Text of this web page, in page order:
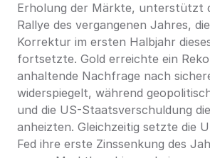
Erholung der Märkte, unterstützt
Rallye des vergangenen Jahres,
Korrektur im ersten Halbjahr
fortsetzte. Gold erreichte ein
anhaltende Nachfrage nach
widerspiegelt, während
und die US-Staatsverschuldung
anheizten. Gleichzeitig setzte die
Fed ihre erste Zinssenkung des